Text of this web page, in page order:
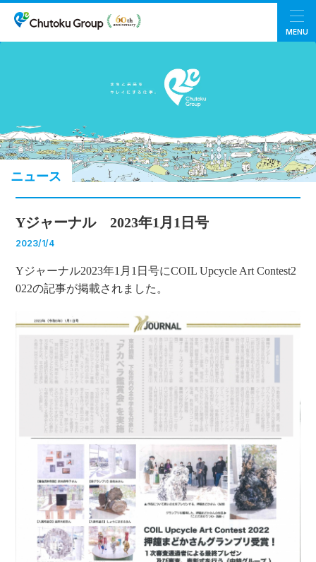
MENU
ニュース
Yジャーナル 2023年1月1日号
2023/1/4
Yジャーナル2023年1月1日号にCOIL Upcycle Art Contest2
022の記事が掲載されました。